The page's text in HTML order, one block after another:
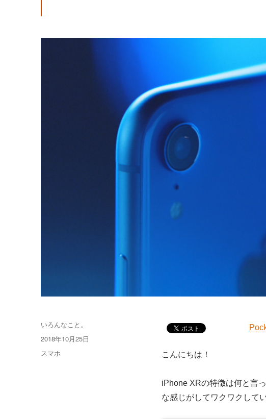
こんにちは！
iPhone XRの特徴は何と言
な感じがしてワクワクしてい
投
稿
いろんなこと。
投
稿
2018年10月25日
カ
スマホ